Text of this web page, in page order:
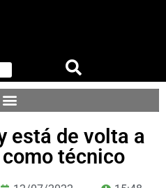
está de volta a
técnico